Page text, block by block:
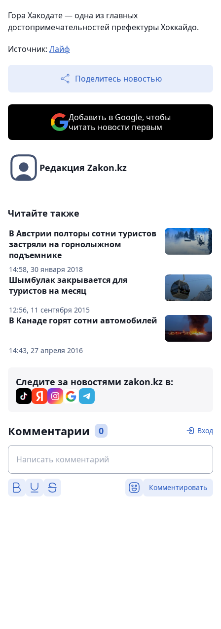
Гора Хакодате — одна из главных
достопримечательностей префектуры Хоккайдо.
Источник: Лайф
Поделитесь новостью
Добавить в Google, чтобы
читать новости первым
Редакция Zakon.kz
Читайте также
14:58, 30 января 2018
В Австрии полторы сотни туристов
застряли на горнолыжном
подъемнике
12:56, 11 сентября 2015
Шымбулак закрывается для
туристов на месяц
14:43, 27 апреля 2016
В Канаде горят сотни автомобилей
Следите за новостями zakon.kz в:
Комментарии 0 Вход
Комментировать